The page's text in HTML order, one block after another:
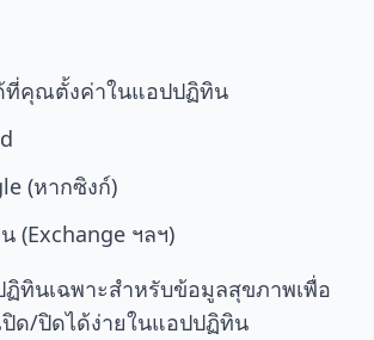
ที่คุณตั้งค่าในแอปปฏิทิน
(หากซิงก์)
(Exchange ฯลฯ)
ฏิทินเฉพาะสำหรับข้อมูลสุขภาพเพื่อ
ปิด/ปิดได้ง่ายในแอปปฏิทิน